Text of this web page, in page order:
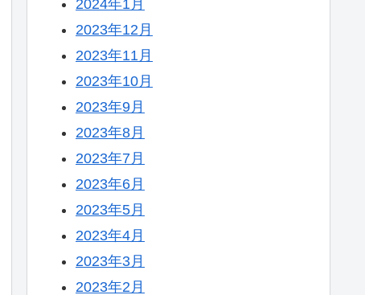
2024年1月
2023年12月
2023年11月
2023年10月
2023年9月
2023年8月
2023年7月
2023年6月
2023年5月
2023年4月
2023年3月
2023年2月